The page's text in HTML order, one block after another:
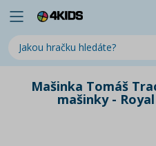
Mašinka Tomáš
mašinky -